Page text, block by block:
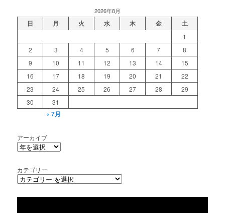
2026年8月
日 月 火 水 木 金 土
1
2
3 4 5 6 7
8
9
10 11 12 13 14
15
16
17 18 19 20 21
22
23
24 25 26 27 28
29
30
31
« 7月
アーカイブ
カテゴリー